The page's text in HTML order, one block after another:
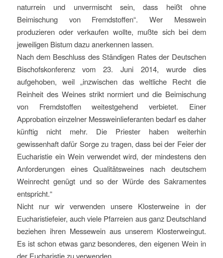
naturrein und unvermischt sein, dass heißt ohne
Beimischung von Fremdstoffen“. Wer Messwein
produzieren oder verkaufen wollte, mußte sich bei dem
jeweiligen Bistum dazu anerkennen lassen.
Nach dem Beschluss des Ständigen Rates der Deutschen
Bischofskonferenz vom 23. Juni 2014, wurde dies
aufgehoben, weil „inzwischen das weltliche Recht die
Reinheit des Weines strikt normiert und die Beimischung
von Fremdstoffen weitestgehend verbietet. Einer
Approbation einzelner Messweinlieferanten bedarf es daher
künftig nicht mehr. Die Priester haben weiterhin
gewissenhaft dafür Sorge zu tragen, dass bei der Feier der
Eucharistie ein Wein verwendet wird, der mindestens den
Anforderungen eines Qualitätsweines nach deutschem
Weinrecht genügt und so der Würde des Sakramentes
entspricht.“
Nicht nur wir verwenden unsere Klosterweine in der
Eucharistiefeier, auch viele Pfarreien aus ganz Deutschland
beziehen ihren Messewein aus unserem Klosterweingut.
Es ist schon etwas ganz besonderes, den eigenen Wein in
der Eucharistie zu verwenden.